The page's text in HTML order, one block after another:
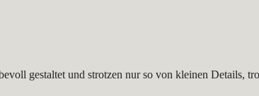
gestaltet und strotzen nur so von kleinen Details,